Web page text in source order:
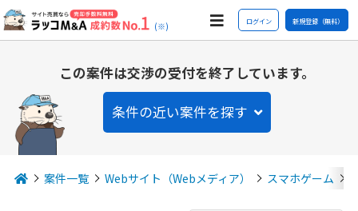
(※) ログイン 新規登録（無料）
この案件は交渉の受付を終了しています。
条件の近い案件を探す
案件一覧 Webサイト（Webメディア） スマホゲーム